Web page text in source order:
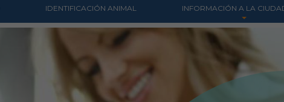
IDENTIFICACIÓN ANIMAL INFORMACIÓN A LA
Centros veterinarios
Consejos para tus
mascotas